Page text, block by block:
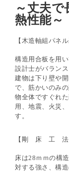
～丈夫
熱性能～
【木造軸組パネル
構造用合板を用
設計士がバラン
建物は下り壁や
で、筋かいのみ
物全体ですぐれ
用、地震、火災
す。
【剛 床 工
床は28 ｍｍの構
対する強さ、構